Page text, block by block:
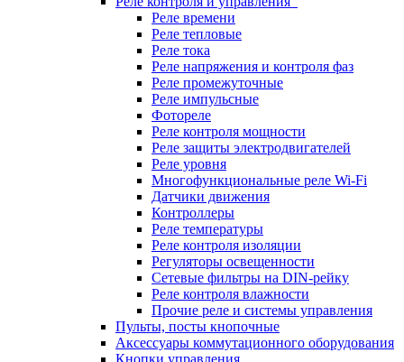
Реле времени
Реле тепловые
Реле тока
Реле напряжения и контроля фаз
Реле промежуточные
Реле импульсные
Фотореле
Реле контроля мощности
Реле защиты электродвигателей
Реле уровня
Многофункциональные реле Wi-Fi
Датчики движения
Контроллеры
Реле температуры
Реле контроля изоляции
Регуляторы освещенности
Сетевые фильтры на DIN-рейку
Реле контроля влажности
Прочие реле и системы управления
Пульты, посты кнопочные
Аксессуары коммутационного оборудования
Кнопки управления